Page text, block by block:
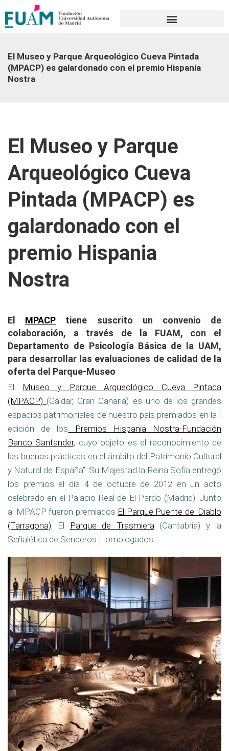
El Museo y Parque Arqueológico Cueva Pintada
(MPACP) es galardonado con el premio Hispania
Nostra
El Museo y Parque
Arqueológico Cueva
Pintada (MPACP) es
galardonado con el
premio Hispania
Nostra
El MPACP tiene suscrito un convenio de
colaboración, a través de la FUAM, con el
Departamento de Psicología Básica de la UAM,
para desarrollar las evaluaciones de calidad de la
oferta del Parque-Museo
El
Museo y Parque Arqueológico Cueva Pintada
(MPACP) (Gáldar, Gran Canaria) es uno de los grandes
espacios patrimoniales de nuestro país premiados en la I
edición de los Premios Hispania Nostra-Fundación
Banco Santander, cuyo objeto es el reconocimiento de
las buenas prácticas en el ámbito del Patrimonio Cultural
y Natural de España”. Su Majestad la Reina Sofía entregó
los premios el día 4 de octubre de 2012 en un acto
celebrado en el Palacio Real de El Pardo (Madrid). Junto
al MPACP fueron premiados El Parque Puente del Diablo
(Tarragona), El Parque de Trasmiera(Cantabria) y la
Señalética de Senderos Homologados.